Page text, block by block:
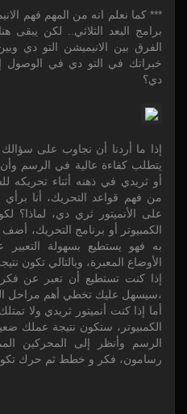
*** كما نعلم انه من المهم فهم
برامج البعد الثلاثي.. لكن
الفرق بين الانيميشن التو دي
خبراتك في التو دي في الوصول
دي؟
إذا ما أردنا أن نجاوب على
يتطلب كفاءة عالية في الرسم وأن
أو ثريدي في ذهنه أثناء
من فهم قواعد التحريك، أنا
على الأنميتور ثري دي، لماذا؟
الكمبيوتر أو برنامج التحريك،
به فهو يستطيع بسهولة
الأوضاع المعبرة، وبالتالي تكون
إذا كنت تستطيع أن تعبر عن
،سيسهل عليك تخطي أهم مراحل
أما إذا كنت أنميتور ثريدي ولا
الكمبيوتر، ستكون نتيجة عملك
الرسم وأنظر إلى المحركين
رسامون، فكر و خطط ثم حرك تكون